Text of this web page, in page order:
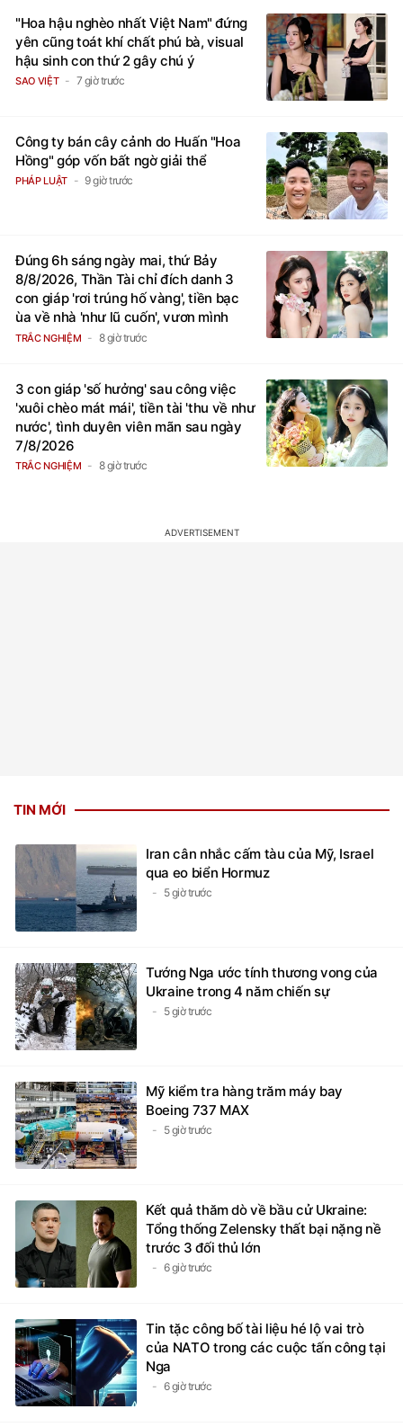
yên cũng toát khí chất phú bà, visual
hậu sinh con thứ 2 gây chú ý
SAO VIỆT 7 giờ trước
Hồng" góp vốn bất ngờ giải thể
PHÁP LUẬT 9 giờ trước
8/8/2026, Thần Tài chỉ đích danh 3
con giáp 'rơi trúng hố vàng', tiền bạc
ùa về nhà 'như lũ cuốn', vươn mình
thành đại gia trong phút chốc
TRẮC NGHIỆM 8 giờ trước
'xuôi chèo mát mái', tiền tài 'thu về như
nước', tình duyên viên mãn sau ngày
7/8/2026
TRẮC NGHIỆM
qua eo biển Hormuz
5 giờ trước
Ukraine trong 4 năm chiến sự
5 giờ trước
Boeing 737 MAX
5 giờ trước
Tổng thống Zelensky thất bại nặng nề
trước 3 đối thủ lớn
6 giờ trước
của NATO trong các cuộc tấn công tại
Nga
6 giờ trước